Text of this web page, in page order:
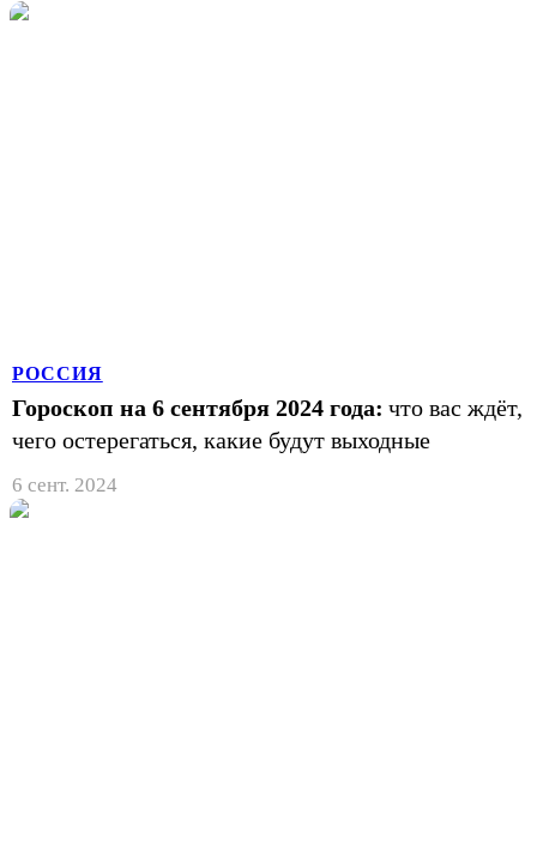
РОССИЯ
Гороскоп на 6 сентября 2024 года: что вас ждёт,
чего остерегаться, какие будут выходные
6 сент. 2024